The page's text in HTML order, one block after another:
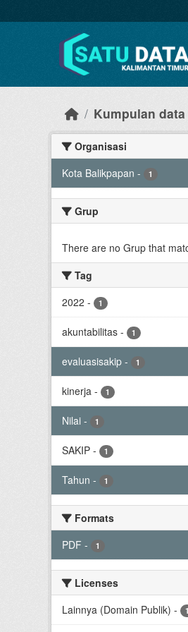
Kumpulan data
Organisasi
Kota Balikpapan - 1
Grup
There are no Grup that
Tag
2022 - 1
akuntabilitas - 1
evaluasisakip - 1
kinerja - 1
Nilai - 1
SAKIP - 1
Tahun - 1
Formats
PDF - 1
Licenses
Lainnya (Domain Publik) - 1